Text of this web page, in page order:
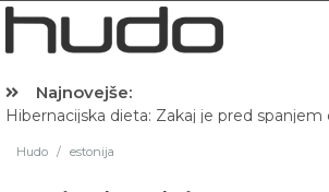
Najnovejše:
Hibernacijska dieta: Zakaj je pred
Hudo / estonija